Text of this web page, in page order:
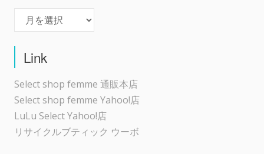
Link
Select shop femme 通販本店
Select shop femme Yahoo!店
LuLu Select Yahoo!店
リサイクルブティック ウーボ